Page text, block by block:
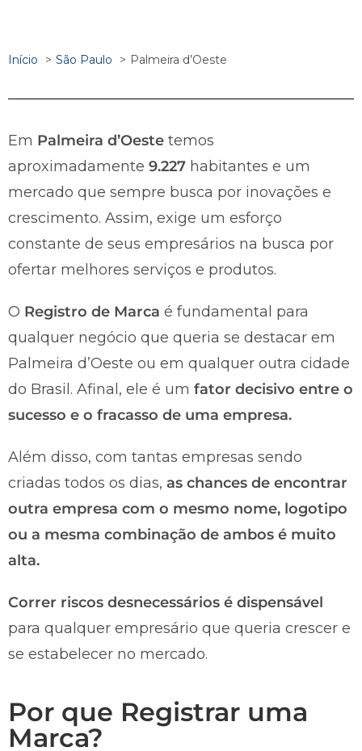
Início São Paulo Palmeira d’Oeste
Em Palmeira d’Oeste temos
aproximadamente 9.227 habitantes e um
mercado que sempre busca por inovações e
crescimento. Assim, exige um esforço
constante de seus empresários na busca por
ofertar melhores serviços e produtos.
O Registro de Marca é fundamental para
qualquer negócio que queria se destacar em
Palmeira d’Oeste ou em qualquer outra cidade
do Brasil. Afinal, ele é um fator decisivo entre o
sucesso e o fracasso de uma empresa.
Além disso, com tantas empresas sendo
criadas todos os dias, as chances de encontrar
outra empresa com o mesmo nome, logotipo
ou a mesma combinação de ambos é muito
alta.
Correr riscos desnecessários é dispensável
para qualquer empresário que queria crescer e
se estabelecer no mercado.
Por que Registrar uma
Marca?